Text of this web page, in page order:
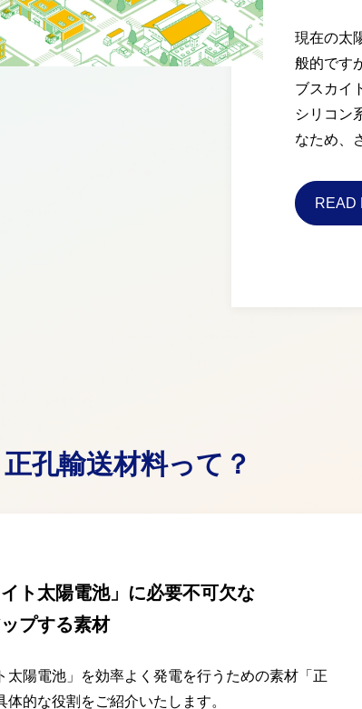
現在の太
般的です
ブスカイ
シリコン
なため、
READ
正孔輸送材料って？
イト太陽電池」に必要不可欠な
プする素材
太陽電池」を効率よく発電を行うための素材「正
体的な役割をご紹介いたします。